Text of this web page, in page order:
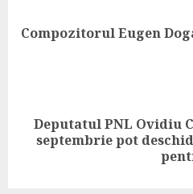
Compozitorul Eugen
Next
Deputatul PNL Ovidiu
septembrie pot